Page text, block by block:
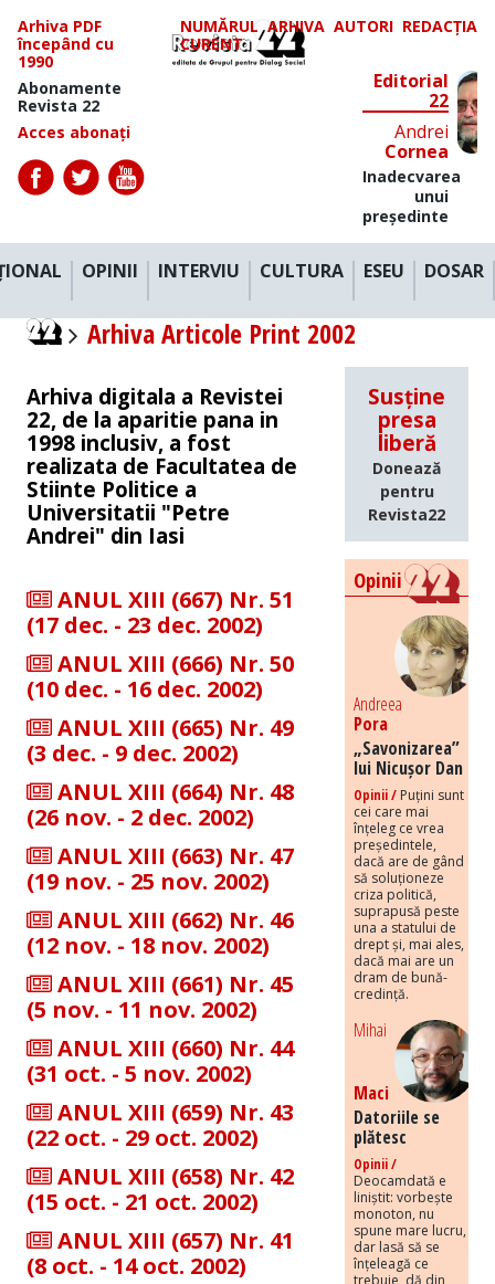
Arhiva PDF
începând cu
1990
Abonamente
Revista 22
Acces abonați
NUMĂRUL
CURENT
ARHIVA AUTORI REDACȚIA
Editorial
22
Andrei
Cornea
Inadecvarea
unui
președinte
OPINII INTERVIU CULTURA ESEU DOSAR
Arhiva Articole Print 2002
Arhiva digitala a Revistei
22, de la aparitie pana in
1998 inclusiv, a fost
realizata de Facultatea de
Stiinte Politice a
Universitatii "Petre
Andrei" din Iasi
ANUL XIII (667) Nr. 51
(17 dec. - 23 dec. 2002)
ANUL XIII (666) Nr. 50
(10 dec. - 16 dec. 2002)
ANUL XIII (665) Nr. 49
(3 dec. - 9 dec. 2002)
ANUL XIII (664) Nr. 48
(26 nov. - 2 dec. 2002)
ANUL XIII (663) Nr. 47
(19 nov. - 25 nov. 2002)
ANUL XIII (662) Nr. 46
(12 nov. - 18 nov. 2002)
ANUL XIII (661) Nr. 45
(5 nov. - 11 nov. 2002)
ANUL XIII (660) Nr. 44
(31 oct. - 5 nov. 2002)
ANUL XIII (659) Nr. 43
(22 oct. - 29 oct. 2002)
ANUL XIII (658) Nr. 42
(15 oct. - 21 oct. 2002)
ANUL XIII (657) Nr. 41
(8 oct. - 14 oct. 2002)
Susține
presa
liberă
Donează
pentru
Revista22
Opinii
Andreea
Pora
„Savonizarea”
lui Nicușor Dan
Opinii / Puțini sunt
cei care mai
înțeleg ce vrea
președintele,
dacă are de gând
să soluționeze
criza politică,
suprapusă peste
una a statului de
drept și, mai ales,
dacă mai are un
dram de bună-
credință.
Mihai
Maci
Datoriile se
plătesc
Opinii /
Deocamdată e
liniștit: vorbește
monoton, nu
spune mare lucru,
dar lasă să se
înțeleagă ce
trebuie, dă din